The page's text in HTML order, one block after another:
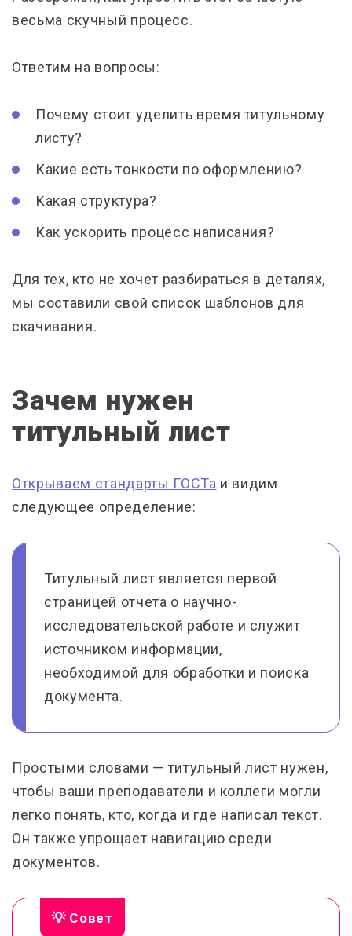
весьма скучный процесс.
Ответим на вопросы:
Почему стоит уделить время титульному
листу?
Какие есть тонкости по оформлению?
Какая структура?
Как ускорить процесс написания?
Для тех, кто не хочет разбираться в деталях,
мы составили свой список шаблонов для
скачивания.
Зачем нужен
титульный лист
Открываем стандарты ГОСТа и видим
следующее определение:
Титульный лист является первой
страницей отчета о научно-
исследовательской работе и служит
источником информации,
необходимой для обработки и поиска
документа.
Простыми словами — титульный лист нужен,
чтобы ваши преподаватели и коллеги могли
легко понять, кто, когда и где написал текст.
Он также упрощает навигацию среди
документов.
💡 Совет